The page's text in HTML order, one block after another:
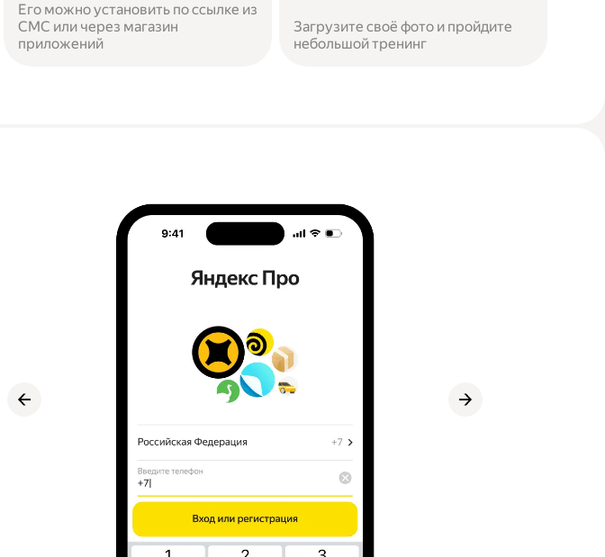
Его можно установить по ссылке из
СМС или через магазин
приложений
Загрузите своё фото и пройдите
небольшой тренинг